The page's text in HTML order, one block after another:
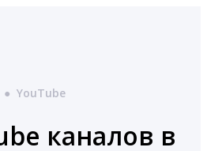
● YouTube
каналов в